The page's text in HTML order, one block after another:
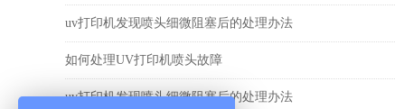
uv打印机发现喷头细微阻塞后的处理办法
如何处理UV打印机喷头故障
uv打印机发现喷头细微阻塞后的处理办法